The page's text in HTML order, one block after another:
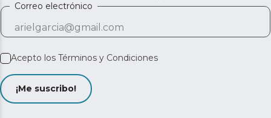
Correo electrónico
Acepto los Términos y Condiciones
¡Me suscribo!